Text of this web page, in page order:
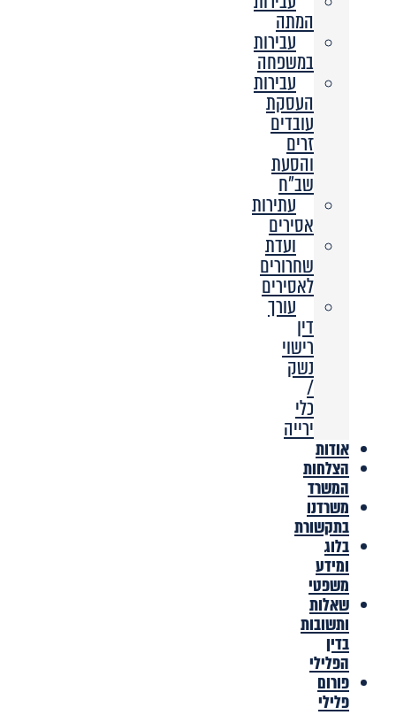
המתה
עבירות
במשפחה
עבירות
העסקת
עובדים
זרים
והסעת
שב”ח
עתירות
אסירים
ועדת
שחרורים
לאסירים
עורך
דין
רישוי
נשק
/
כלי
ירייה
אודות
הצלחות
המשרד
משרדנו
בתקשורת
בלוג
ומידע
משפטי
שאלות
ותשובות
בדין
הפלילי
פורום
פלילי